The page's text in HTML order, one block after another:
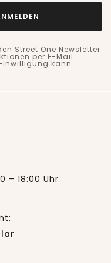
Street One Newsletter
per E-Mail
kann
– 18:00 Uhr